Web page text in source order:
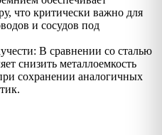
что критически важно для
и сосудов под
В сравнении со сталью
снизить металлоемкость
сохранении аналогичных